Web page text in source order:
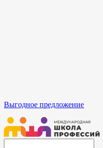
Выгодное предложение